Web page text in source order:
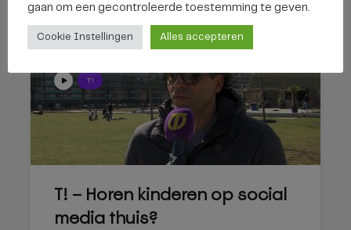
T!
T! – Horen kinderen op social
media thuis?
gaan om een ​​gecontroleerde toestemming te geven.
Cookie Instellingen Alles accepteren